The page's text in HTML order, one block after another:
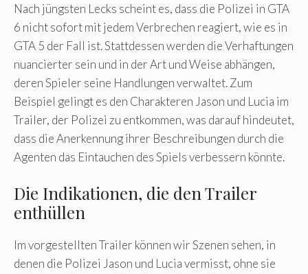
Nach jüngsten Lecks scheint es, dass die Polizei in GTA
6 nicht sofort mit jedem Verbrechen reagiert, wie es in
GTA 5 der Fall ist. Stattdessen werden die Verhaftungen
nuancierter sein und in der Art und Weise abhängen,
deren Spieler seine Handlungen verwaltet. Zum
Beispiel gelingt es den Charakteren Jason und Lucia im
Trailer, der Polizei zu entkommen, was darauf hindeutet,
dass die Anerkennung ihrer Beschreibungen durch die
Agenten das Eintauchen des Spiels verbessern könnte.
Die Indikationen, die den Trailer
enthüllen
Im vorgestellten Trailer können wir Szenen sehen, in
denen die Polizei Jason und Lucia vermisst, ohne sie